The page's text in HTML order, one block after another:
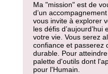
Ma "mission" est de
d’un
vous invite à explorer
les défis
votre vie. Vous serez
confiance et passerez
durable. Pour
palette d'outils dont
pour l'Humain.